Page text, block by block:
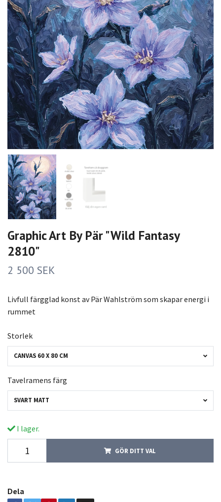
Graphic Art By Pär "Wild Fantasy
2810"
2 500 SEK
Livfull färgglad konst av Pär Wahlström som skapar energi i
rummet
Storlek
CANVAS 60 X 80 CM
Tavelramens färg
SVART MATT
I lager.
GÖR DITT VAL
Dela